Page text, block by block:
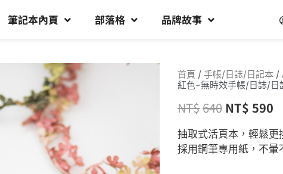
筆記本內頁 部落格 品牌故事
首頁 / 手帳/日誌/日記本 /
紅色-無時效手帳/日誌/日
NT$640 NT$ 590
抽取式活頁本，輕鬆更
採用鋼筆專用紙，不